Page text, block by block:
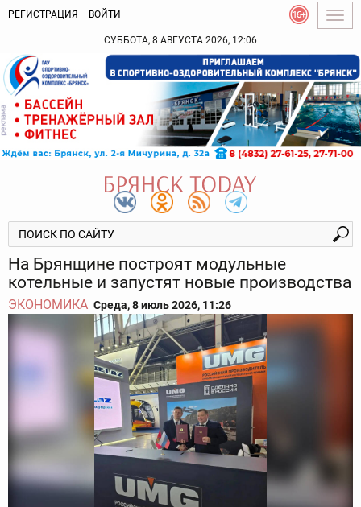
РЕГИСТРАЦИЯ ВОЙТИ
СУББОТА, 8 АВГУСТА 2026, 12:06
На Брянщине построят модульные
котельные и запустят новые производства
ЭКОНОМИКА Среда, 8 июль 2026, 11:26